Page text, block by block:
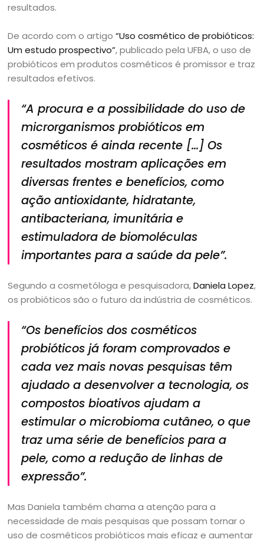
resultados.
De acordo com o artigo“Uso cosmético de probióticos:
Um estudo prospectivo”, publicado pela UFBA, o uso de
probióticos em produtos cosméticos é promissor e traz
resultados efetivos.
“A procura e a possibilidade do uso de
microrganismos probióticos em
cosméticos é ainda recente […] Os
resultados mostram aplicações em
diversas frentes e benefícios, como
ação antioxidante, hidratante,
antibacteriana, imunitária e
estimuladora de biomoléculas
importantes para a saúde da pele”.
Segundo a cosmetóloga e pesquisadora,Daniela Lopez,
os probióticos são o futuro da indústria de cosméticos.
“Os benefícios dos cosméticos
probióticos já foram comprovados e
cada vez mais novas pesquisas têm
ajudado a desenvolver a tecnologia, os
compostos bioativos ajudam a
estimular o microbioma cutâneo, o que
traz uma série de benefícios para a
pele, como a redução de linhas de
expressão”.
Mas Daniela também chama a atenção para a
necessidade de mais pesquisas que possam tornar o
uso de cosméticos probióticos mais eficaz e aumentar